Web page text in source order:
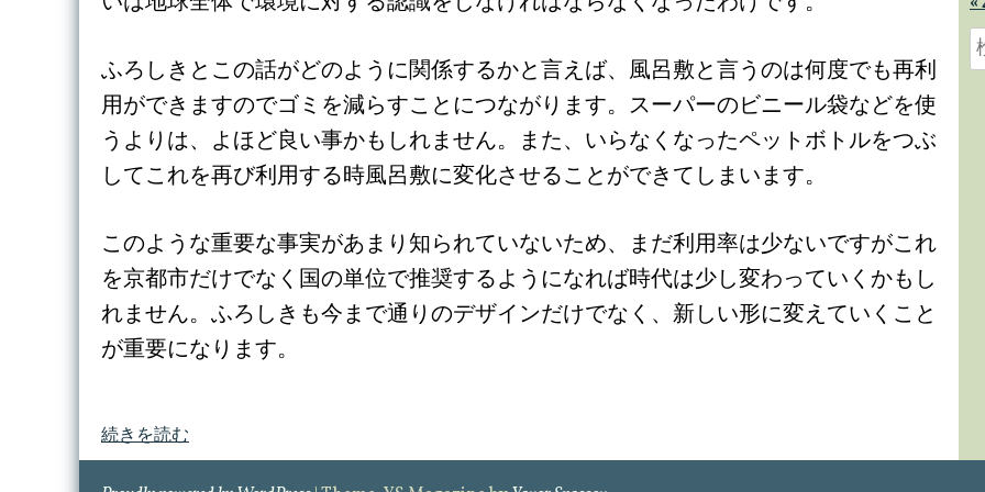
ふろしきとこの話がどのように関係するかと言えば、風呂敷と言うのは何度でも再利
用ができますのでゴミを減らすことにつながります。スーパーのビニール袋などを使
うよりは、よほど良い事かもしれません。また、いらなくなったペットボトルをつぶ
してこれを再び利用する時風呂敷に変化させることができてしまいます。
このような重要な事実があまり知られていないため、まだ利用率は少ないですがこれ
を京都市だけでなく国の単位で推奨するようになれば時代は少し変わっていくかもし
れません。ふろしきも今まで通りのデザインだけでなく、新しい形に変えていくこと
が重要になります。
続きを読む
製
っ
て
検